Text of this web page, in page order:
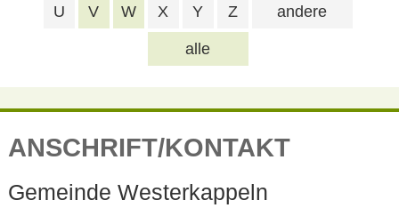
alle
U V W X Y Z andere
ANSCHRIFT/KONTAKT
Gemeinde Westerkappeln